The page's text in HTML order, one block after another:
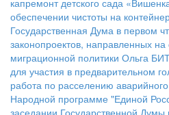
капремонт детского сада
обеспечении чистоты на
Государственная Дума в первом
законопроектов, направленных
миграционной политики Ольга
для участия в предварительном
работа по расселению
Народной программе "Единой